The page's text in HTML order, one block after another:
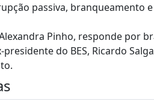
passiva, branqueamento
Pinho, responde por
presidente do BES, Ricardo